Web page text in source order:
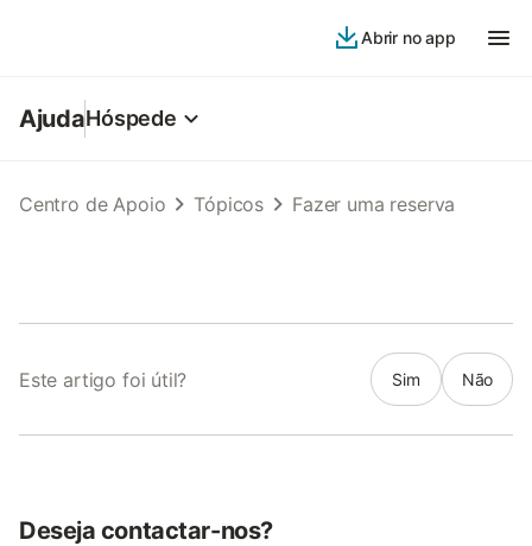
Abrir no app
AjudaHóspede
Centro de Apoio Tópicos Fazer uma reserva
Este artigo foi útil? Sim Não
Deseja contactar-nos?